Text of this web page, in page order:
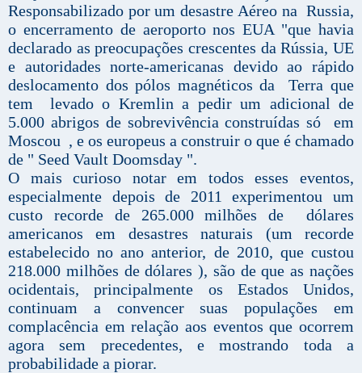
Responsabilizado por um desastre Aéreo na Russia,
o encerramento de aeroporto nos EUA "que havia
declarado as preocupações crescentes da Rússia, UE
e autoridades norte-americanas devido ao rápido
deslocamento dos pólos magnéticos da Terra que
tem levado o Kremlin a pedir um adicional de
5.000 abrigos de sobrevivência construídas só em
Moscou , e os europeus a construir o que é chamado
de " Seed Vault Doomsday ".
O mais curioso notar em todos esses eventos,
especialmente depois de 2011 experimentou um
custo recorde de 265.000 milhões de dólares
americanos em desastres naturais (um recorde
estabelecido no ano anterior, de 2010, que custou
218.000 milhões de dólares ), são de que as nações
ocidentais, principalmente os Estados Unidos,
continuam a convencer suas populações em
complacência em relação aos eventos que ocorrem
agora sem precedentes, e mostrando toda a
probabilidade a piorar.